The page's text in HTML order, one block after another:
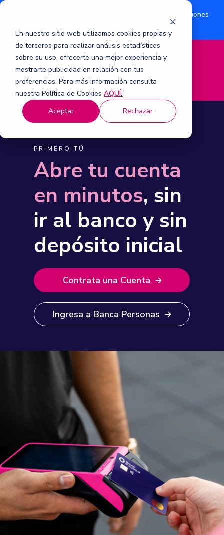
En nuestro sitio web utilizamos cookies propias y
de terceros para realizar análisis estadísticos
sobre su uso, ofrecerte una mejor experiencia y
mostrarte publicidad en relación con tus
preferencias. Para más información consulta
nuestra Política de Cookies AQUÍ.
Aceptar
Rechazar
¿Eres accionista? Conoce acerca de la suscripción de acciones
M
e
n
PRIMERO TÚ
Abre tu cuenta
en minutos, sin
ir al banco y sin
depósito inicial
Contrata una Cuenta
Ingresa a Banca Personas